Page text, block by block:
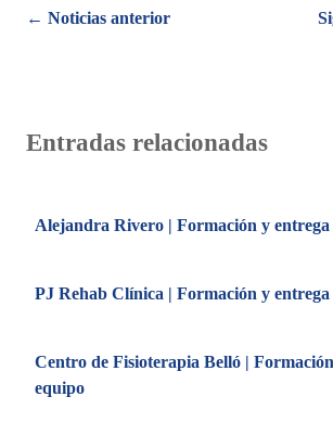
Posts
← Noticias anterior
Entradas relacionadas
Alejandra Rivero | Formación y entrega
PJ Rehab Clínica | Formación y entrega
Centro de Fisioterapia Belló |
equipo